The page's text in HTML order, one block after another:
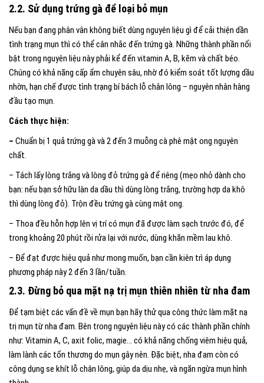
2.2. Sử dụng trứng gà để loại bỏ mụn
Nếu bạn đang phân vân không biết dùng nguyên liệu gì để cải thiện dần
tình trạng mụn thì có thể cân nhắc đến trứng gà. Những thành phần nổi
bật trong nguyên liệu này phải kể đến vitamin A, B, kẽm và chất béo.
Chúng có khả năng cấp ẩm chuyên sâu, nhờ đó kiểm soát tốt lượng dầu
nhờn, hạn chế được tình trạng bí bách lỗ chân lông – nguyên nhân hàng
đầu tạo mụn.
Cách thực hiện:
– Chuẩn bị 1 quả trứng gà và 2 đến 3 muỗng cà phê mật ong nguyên
chất.
– Tách lấy lòng trắng và lòng đỏ trứng gà để riêng (mẹo nhỏ dành cho
bạn: nếu bạn sở hữu làn da dầu thì dùng lòng trắng, trường hợp da khô
thì dùng lòng đỏ). Trộn đều trứng gà cùng mật ong.
– Thoa đều hỗn hợp lên vị trí có mụn đã được làm sạch trước đó, để
trong khoảng 20 phút rồi rửa lại với nước, dùng khăn mềm lau khô.
– Để đạt được hiệu quả như mong muốn, bạn cần kiên trì áp dụng
phương pháp này 2 đến 3 lần/tuần.
2.3. Đừng bỏ qua mặt nạ trị mụn thiên nhiên từ nha đam
Để tạm biệt các vấn đề về mụn bạn hãy thử qua công thức làm mặt nạ
trị mụn từ nha đam. Bên trong nguyên liệu này có các thành phần chính
như: Vitamin A, C, axit folic, magie… có khả năng chống viêm hiệu quả,
làm lành các tổn thương do mụn gây nên. Đặc biệt, nha đam còn có
công dụng se khít lỗ chân lông, giúp da dịu nhẹ, và ngăn ngừa mụn hình